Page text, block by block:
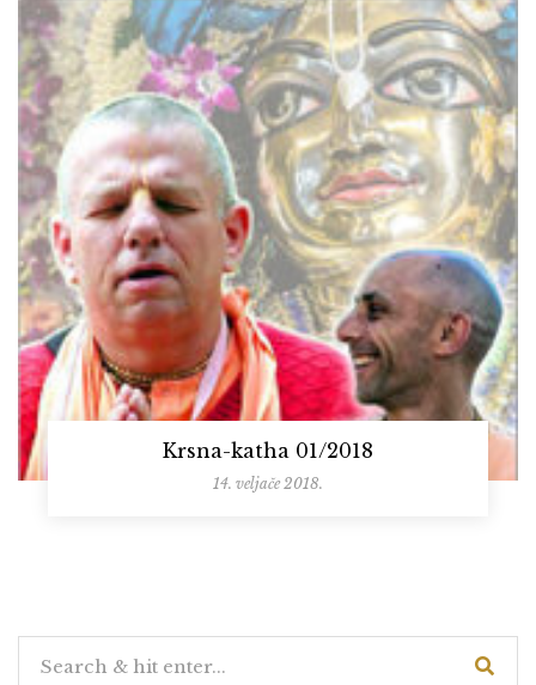
Krsna-katha 01/2018
14. veljače 2018.